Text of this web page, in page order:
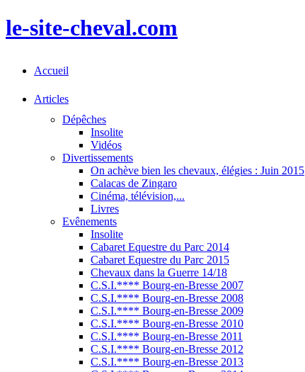
le-site-cheval.com
Accueil
Articles
Dépêches
Insolite
Vidéos
Divertissements
On achève bien les chevaux, élégies : Juin 2015
Calacas de Zingaro
Cinéma, télévision,...
Livres
Evênements
Insolite
Cabaret Equestre du Parc 2014
Cabaret Equestre du Parc 2015
Chevaux dans la Guerre 14/18
C.S.I.**** Bourg-en-Bresse 2007
C.S.I.**** Bourg-en-Bresse 2008
C.S.I.**** Bourg-en-Bresse 2009
C.S.I.**** Bourg-en-Bresse 2010
C.S.I.**** Bourg-en-Bresse 2011
C.S.I.**** Bourg-en-Bresse 2012
C.S.I.**** Bourg-en-Bresse 2013